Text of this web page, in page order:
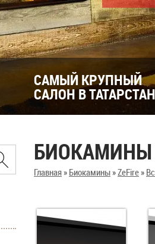
САМЫЙ КРУПНЫЙ
САЛОН В
БИОКАМИНЫ
Главная» Биокамины»ZeFire»